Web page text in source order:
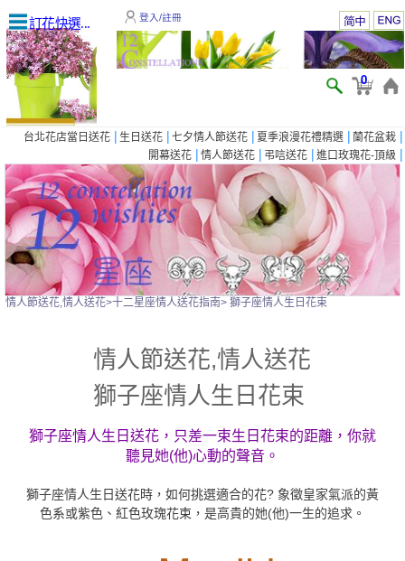
訂花快選... 登入/註冊
0
台北花店當日送花 | 生日送花 | 七夕情人節送花 | 夏季浪漫花禮精選 | 蘭花盆栽 |
開幕送花 | 情人節送花 | 弔唁送花 | 進口玫瑰花-頂級 |
情人節送花,情人送花>十二星座情人送花指南> 獅子座情人生日花束
情人節送花,情人送花
獅子座情人生日花束
獅子座情人生日送花，只差一束生日花束的距離，你就
聽見她(他)心動的聲音。
獅子座情人生日送花時，如何挑選適合的花? 象徵皇家氣派的黃
色系或紫色、紅色玫瑰花束，是高貴的她(他)一生的追求。